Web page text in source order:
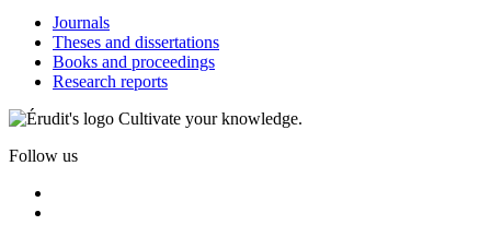
Journals
Theses and dissertations
Books and proceedings
Research reports
Cultivate your knowledge.
Follow us